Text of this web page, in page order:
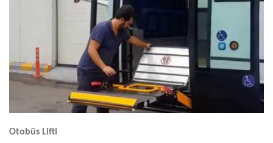
Otobüs Lifti